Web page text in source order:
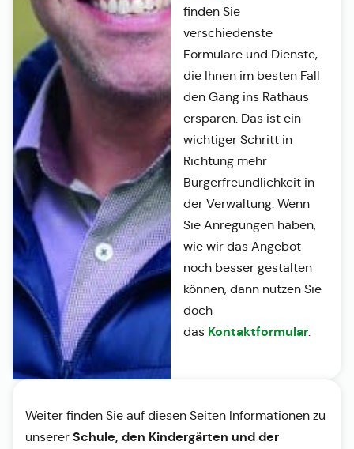
finden Sie
verschiedenste
Formulare und Dienste,
die Ihnen im besten Fall
den Gang ins Rathaus
ersparen. Das ist ein
wichtiger Schritt in
Richtung mehr
Bürgerfreundlichkeit in
der Verwaltung. Wenn
Sie Anregungen haben,
wie wir das Angebot
noch besser gestalten
können, dann nutzen Sie
doch
das Kontaktformular.
Weiter finden Sie auf diesen Seiten Informationen zu
unserer Schule, den Kindergärten und der